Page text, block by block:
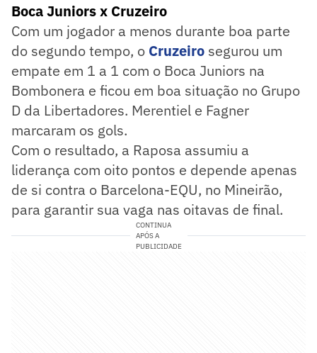
Boca Juniors x Cruzeiro
Com um jogador a menos durante boa parte
do segundo tempo, o Cruzeiro segurou um
empate em 1 a 1 com o Boca Juniors na
Bombonera e ficou em boa situação no Grupo
D da Libertadores. Merentiel e Fagner
marcaram os gols.
Com o resultado, a Raposa assumiu a
liderança com oito pontos e depende apenas
de si contra o Barcelona-EQU, no Mineirão,
para garantir sua vaga nas oitavas de final.
CONTINUA
APÓS A
PUBLICIDADE